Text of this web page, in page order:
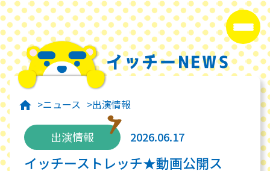
イッチーNEWS
ニュース 出演情報
出演情報
イッチーストレッチ★動画公開ス
2026.06.17